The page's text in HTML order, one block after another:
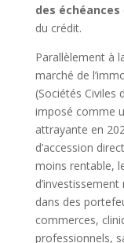
des échéances
du crédit.
Parallèlement à
marché de
(Sociétés Civiles
imposé comme
attrayante en
d’accession
moins rentable,
dans des
commerces,
professionnels,